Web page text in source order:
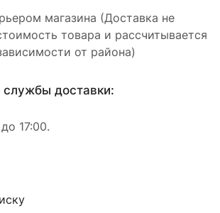
магазина (Доставка не
товара и рассчитывается
от района)
доставки:
17:00.